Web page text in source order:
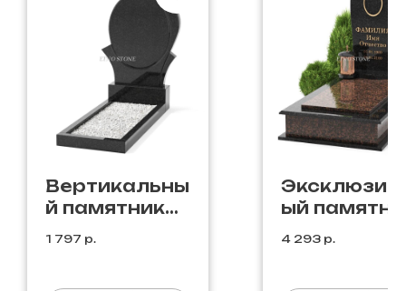
Вертикальны
й памятник
1 797 р.
ый
4 293 р.